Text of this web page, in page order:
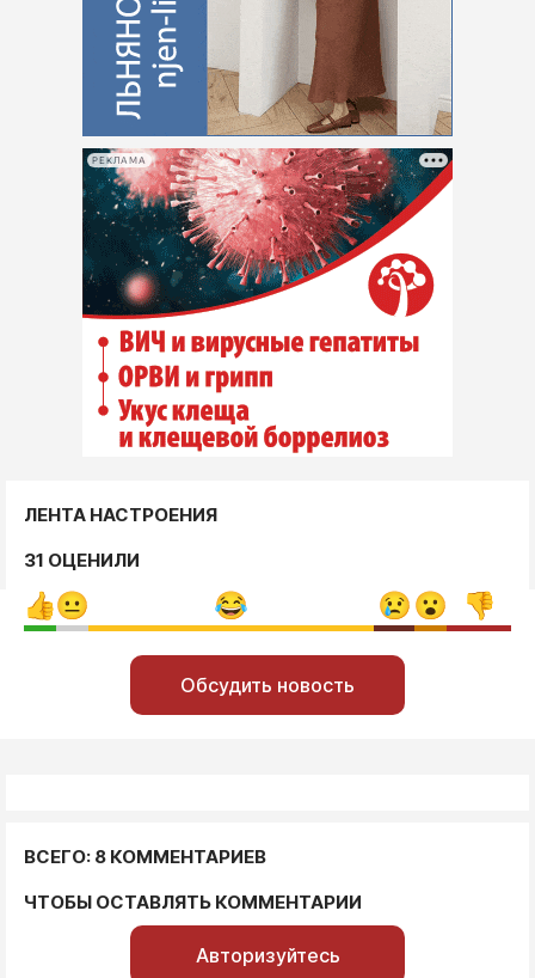
РЕКЛАМА
ЛЕНТА НАСТРОЕНИЯ
31 ОЦЕНИЛИ
Обсудить новость
ВСЕГО: 8 КОММЕНТАРИЕВ
ЧТОБЫ ОСТАВЛЯТЬ КОММЕНТАРИИ
Авторизуйтесь